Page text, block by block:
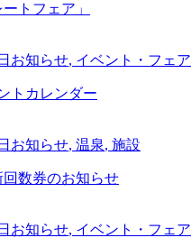
トフェア」
お知らせ, イベント・フェア
トカレンダー
お知らせ, 温泉, 施設
数券のお知らせ
お知らせ, イベント・フェア